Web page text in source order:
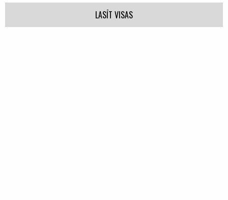
LASĪT VISAS